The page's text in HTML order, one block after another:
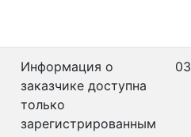
Информация о
заказчике доступна
только
зарегистрированным